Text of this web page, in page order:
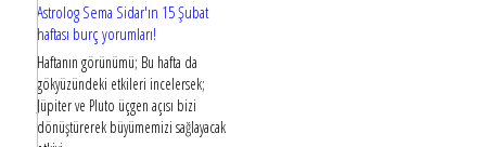
Astrolog Sema Sidar'ın 15 Şubat
haftası burç yorumları!
Haftanın görünümü; Bu hafta da
gökyüzündeki etkileri incelersek;
Jüpiter ve Pluto üçgen açısı bizi
dönüştürerek büyümemizi sağlayacak